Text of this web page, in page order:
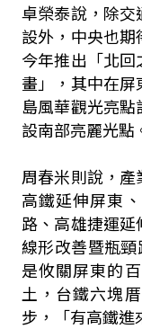
卓榮泰說，除
設外，中央也
今年推出「北
畫」，其中在
島風華觀光亮
設南部亮麗光點
周春米則說，
高鐵延伸屏東
路、高雄捷運
線形改善暨瓶
是攸關屏東的
土，台鐵六塊
步，「有高鐵進